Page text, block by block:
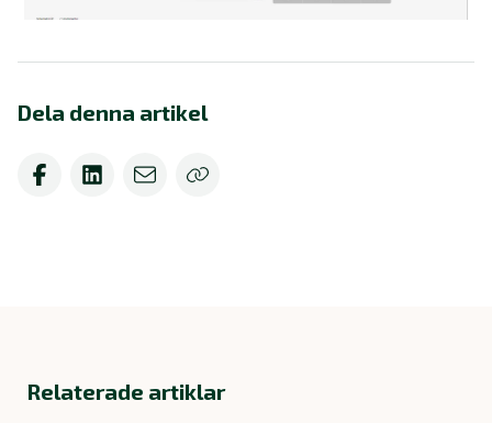
Dela denna artikel
Relaterade artiklar